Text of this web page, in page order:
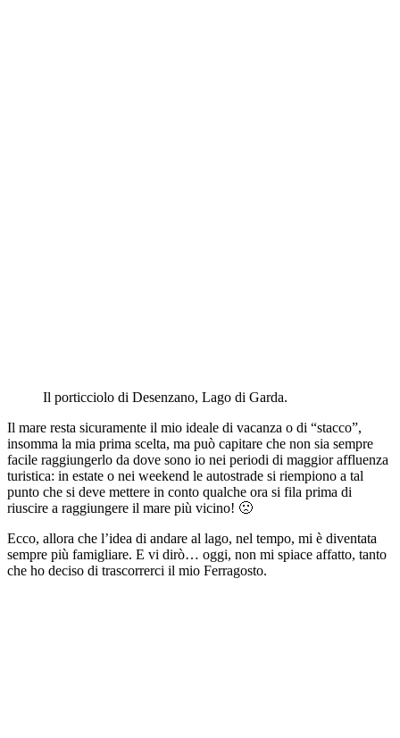
Il porticciolo di Desenzano, Lago di Garda.
Il mare resta sicuramente il mio ideale di vacanza o di “stacco”,
insomma la mia prima scelta, ma può capitare che non sia sempre
facile raggiungerlo da dove sono io nei periodi di maggior affluenza
turistica: in estate o nei weekend le autostrade si riempiono a tal
punto che si deve mettere in conto qualche ora si fila prima di
riuscire a raggiungere il mare più vicino! 🙁
Ecco, allora che l’idea di andare al lago, nel tempo, mi è diventata
sempre più famigliare. E vi dirò… oggi, non mi spiace affatto, tanto
che ho deciso di trascorrerci il mio Ferragosto.